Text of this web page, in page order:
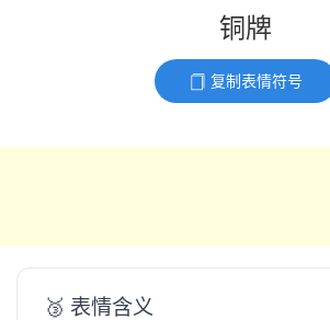
铜牌
复制表情符号
🥉 表情含义